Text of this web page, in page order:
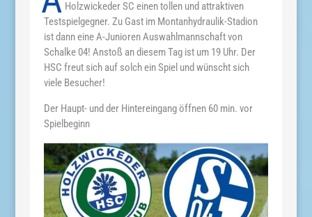
Holzwickeder SC einen tollen und attraktiven
Testspielgegner. Zu Gast im Montanhydraulik-Stadion
ist dann eine A-Junioren Auswahlmannschaft von
Schalke 04! Anstoß an diesem Tag ist um 19 Uhr. Der
HSC freut sich auf solch ein Spiel und wünscht sich
viele Besucher!
Der Haupt- und der Hintereingang öffnen 60 min. vor
Spielbeginn